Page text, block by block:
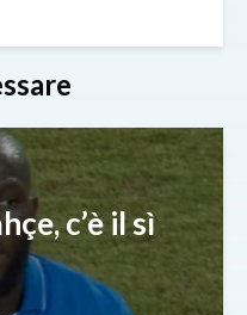
c’è il sì